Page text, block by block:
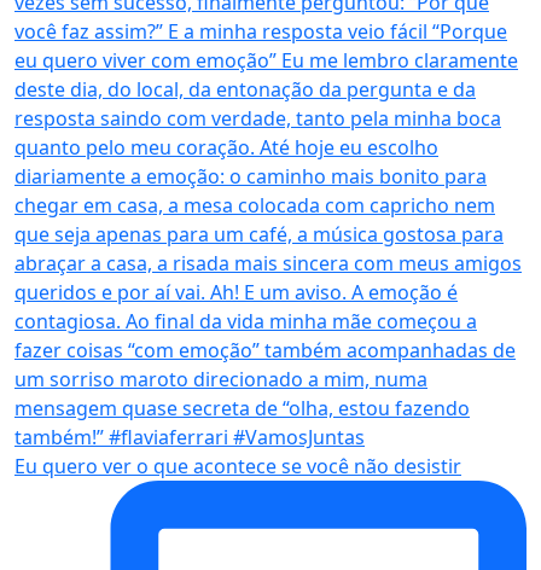
Eu quero ver o que acontece se você não desistir